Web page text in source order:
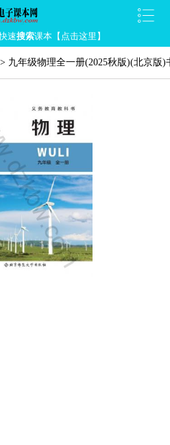
速搜索课本【点击这里】
> 九年级物理全一册(2025秋版)(北京版)